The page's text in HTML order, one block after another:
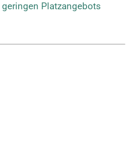
geringen Platzangebots